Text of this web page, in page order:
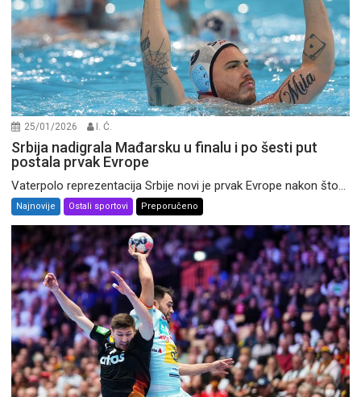
25/01/2026 I. Ć.
Srbija nadigrala Mađarsku u finalu i po šesti put
postala prvak Evrope
Vaterpolo reprezentacija Srbije novi je prvak Evrope nakon što...
Najnovije Ostali sportovi Preporučeno